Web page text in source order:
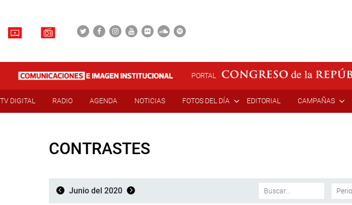
PORTAL
TV DIGITAL RADIO AGENDA NOTICIAS FOTOS DEL DÍA EDITORIAL CAMPAÑAS
CONTRASTES
Junio del 2020